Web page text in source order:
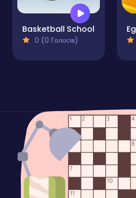
Basketball School
0 (0 Голосів)